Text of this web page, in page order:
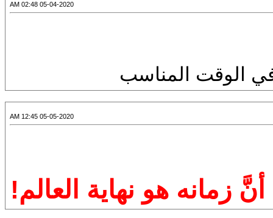
05-04-2020 02:48 AM
الوقت المناسب
05-05-2020 12:45 AM
زمانه هو نهاية العالم!